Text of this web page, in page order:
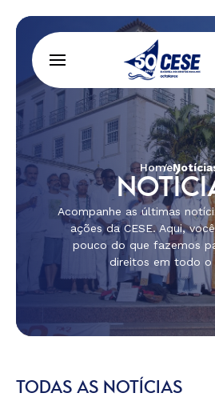
Home
Acompanhe as últimas
ações da CESE. Aqui,
pouco do que fazemos
direitos em todo o
TODAS AS NOTÍCIAS